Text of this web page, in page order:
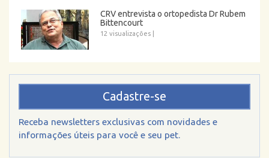
CRV entrevista o ortopedista Dr Rubem
Bittencourt
12 visualizações
Cadastre-se
Receba newsletters exclusivas com novidades e
informações úteis para você e seu pet.